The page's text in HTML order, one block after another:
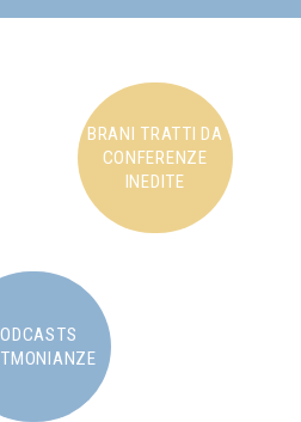
BRANI TRATTI DA
CONFERENZE
INEDITE